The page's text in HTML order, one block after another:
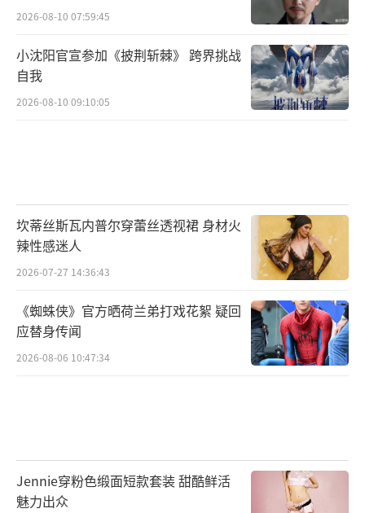
2026-08-10 07:59:45
小沈阳官宣参加《披荆斩棘》 跨界挑战
自我
2026-08-10 09:10:05
坎蒂丝斯瓦内普尔穿蕾丝透视裙 身材火
辣性感迷人
2026-07-27 14:36:43
《蜘蛛侠》官方晒荷兰弟打戏花絮 疑回
应替身传闻
2026-08-06 10:47:34
Jennie穿粉色缎面短款套装 甜酷鲜活
魅力出众